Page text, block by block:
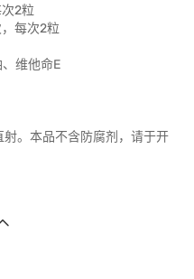
2粒
每次2粒
维他命E
。本品不含防腐剂，请于开